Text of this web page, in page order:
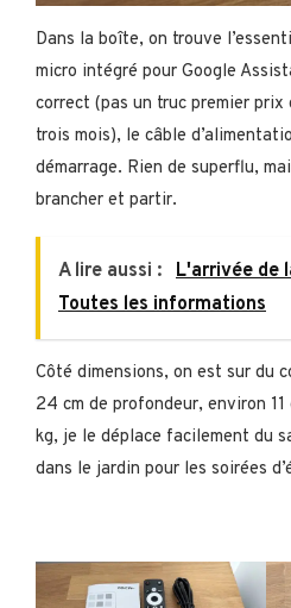
Dans la boîte, on trouve
micro intégré pour Google
correct (pas un truc premier
trois mois), le câble
démarrage. Rien de superflu,
brancher et partir.
A lire aussi :
L'arrivée de
Toutes les informations
Côté dimensions, on est sur du
24 cm de profondeur, environ
kg, je le déplace facilement du
dans le jardin pour les soirées